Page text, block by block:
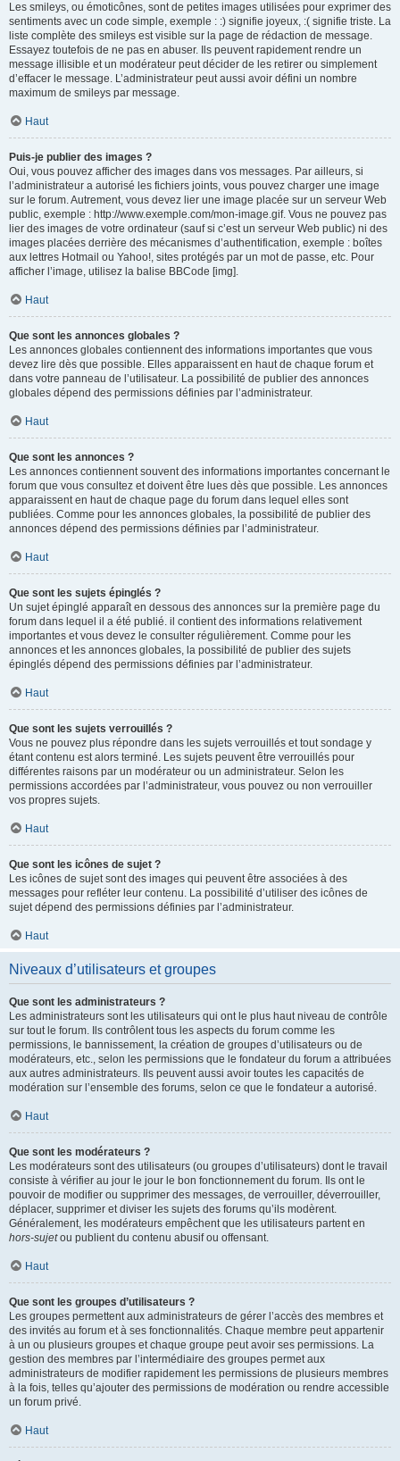
Les smileys, ou émoticônes, sont de petites images utilisées pour exprimer des
sentiments avec un code simple, exemple : :) signifie joyeux, :( signifie triste. La
liste complète des smileys est visible sur la page de rédaction de message.
Essayez toutefois de ne pas en abuser. Ils peuvent rapidement rendre un
message illisible et un modérateur peut décider de les retirer ou simplement
d’effacer le message. L’administrateur peut aussi avoir défini un nombre
maximum de smileys par message.
Haut
Puis-je publier des images ?
Oui, vous pouvez afficher des images dans vos messages. Par ailleurs, si
l’administrateur a autorisé les fichiers joints, vous pouvez charger une image
sur le forum. Autrement, vous devez lier une image placée sur un serveur Web
public, exemple : http://www.exemple.com/mon-image.gif. Vous ne pouvez pas
lier des images de votre ordinateur (sauf si c’est un serveur Web public) ni des
images placées derrière des mécanismes d’authentification, exemple : boîtes
aux lettres Hotmail ou Yahoo!, sites protégés par un mot de passe, etc. Pour
afficher l’image, utilisez la balise BBCode [img].
Haut
Que sont les annonces globales ?
Les annonces globales contiennent des informations importantes que vous
devez lire dès que possible. Elles apparaissent en haut de chaque forum et
dans votre panneau de l’utilisateur. La possibilité de publier des annonces
globales dépend des permissions définies par l’administrateur.
Haut
Que sont les annonces ?
Les annonces contiennent souvent des informations importantes concernant le
forum que vous consultez et doivent être lues dès que possible. Les annonces
apparaissent en haut de chaque page du forum dans lequel elles sont
publiées. Comme pour les annonces globales, la possibilité de publier des
annonces dépend des permissions définies par l’administrateur.
Haut
Que sont les sujets épinglés ?
Un sujet épinglé apparaît en dessous des annonces sur la première page du
forum dans lequel il a été publié. il contient des informations relativement
importantes et vous devez le consulter régulièrement. Comme pour les
annonces et les annonces globales, la possibilité de publier des sujets
épinglés dépend des permissions définies par l’administrateur.
Haut
Que sont les sujets verrouillés ?
Vous ne pouvez plus répondre dans les sujets verrouillés et tout sondage y
étant contenu est alors terminé. Les sujets peuvent être verrouillés pour
différentes raisons par un modérateur ou un administrateur. Selon les
permissions accordées par l’administrateur, vous pouvez ou non verrouiller
vos propres sujets.
Haut
Que sont les icônes de sujet ?
Les icônes de sujet sont des images qui peuvent être associées à des
messages pour refléter leur contenu. La possibilité d’utiliser des icônes de
sujet dépend des permissions définies par l’administrateur.
Haut
Niveaux d’utilisateurs et groupes
Que sont les administrateurs ?
Les administrateurs sont les utilisateurs qui ont le plus haut niveau de contrôle
sur tout le forum. Ils contrôlent tous les aspects du forum comme les
permissions, le bannissement, la création de groupes d’utilisateurs ou de
modérateurs, etc., selon les permissions que le fondateur du forum a attribuées
aux autres administrateurs. Ils peuvent aussi avoir toutes les capacités de
modération sur l’ensemble des forums, selon ce que le fondateur a autorisé.
Haut
Que sont les modérateurs ?
Les modérateurs sont des utilisateurs (ou groupes d’utilisateurs) dont le travail
consiste à vérifier au jour le jour le bon fonctionnement du forum. Ils ont le
pouvoir de modifier ou supprimer des messages, de verrouiller, déverrouiller,
déplacer, supprimer et diviser les sujets des forums qu’ils modèrent.
Généralement, les modérateurs empêchent que les utilisateurs partent en
hors-sujetou publient du contenu abusif ou offensant.
Haut
Que sont les groupes d’utilisateurs ?
Les groupes permettent aux administrateurs de gérer l’accès des membres et
des invités au forum et à ses fonctionnalités. Chaque membre peut appartenir
à un ou plusieurs groupes et chaque groupe peut avoir ses permissions. La
gestion des membres par l’intermédiaire des groupes permet aux
administrateurs de modifier rapidement les permissions de plusieurs membres
à la fois, telles qu’ajouter des permissions de modération ou rendre accessible
un forum privé.
Haut